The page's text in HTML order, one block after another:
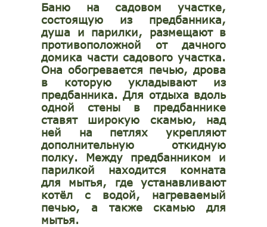
Баню на садовом участке,
состоящую из предбанника,
душа и парилки, размещают в
противоположной от дачного
домика части садового участка.
Она обогревается печью, дрова
в которую укладывают из
предбанника. Для отдыха вдоль
одной стены в предбаннике
ставят широкую скамью, над
ней на петлях укрепляют
дополнительную откидную
полку. Между предбанником и
парилкой находится комната
для мытья, где устанавливают
котёл с водой, нагреваемый
печью, а также скамью для
мытья.